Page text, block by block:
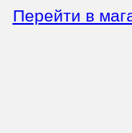
Перейти в